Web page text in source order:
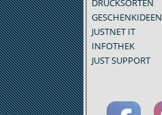
DRUCKSORTEN
GESCHENKIDEEN
JUSTNET IT
INFOTHEK
JUST SUPPORT